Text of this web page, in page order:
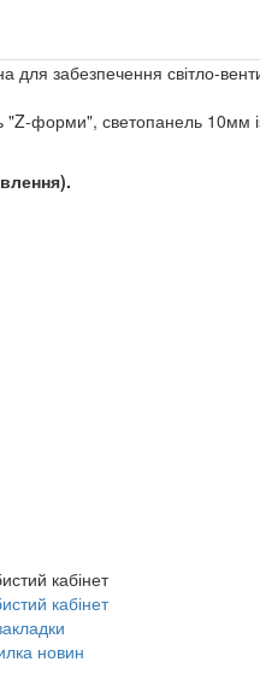
для забезпечення світло-
"Z-форми", светопанель 10мм
кабінет
кабінет
новин